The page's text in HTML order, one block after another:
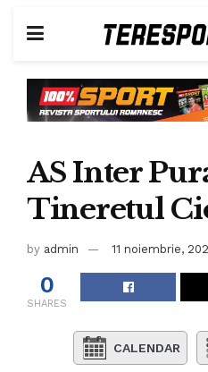
AS Inter
Tineretul
by admin 11 noiembrie,
0
SHARES
CALENDAR